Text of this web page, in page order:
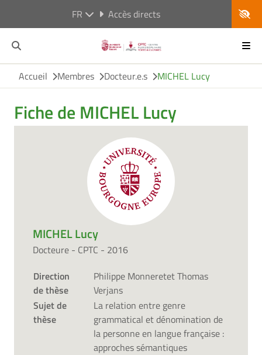
FR Accès directs
Accueil Membres Docteur.e.s MICHEL Lucy
Fiche de MICHEL Lucy
MICHEL Lucy
Docteure - CPTC - 2016
Direction
de thèse
Philippe Monneretet Thomas
Verjans
Sujet de
thèse
La relation entre genre
grammatical et dénomination de
la personne en langue française :
approches sémantiques